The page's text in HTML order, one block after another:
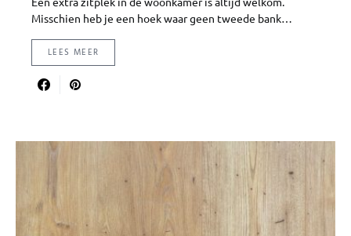
Misschien heb je een hoek waar geen tweede bank…
LEES MEER